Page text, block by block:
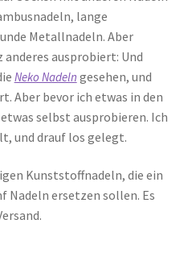
lange
Metallnadeln. Aber
ausprobiert: Und
Neko Nadeln gesehen, und
Aber bevor ich etwas in den
selbst ausprobieren. Ich
und drauf los gelegt.
Kunststoffnadeln, die ein
Nadeln ersetzen sollen. Es